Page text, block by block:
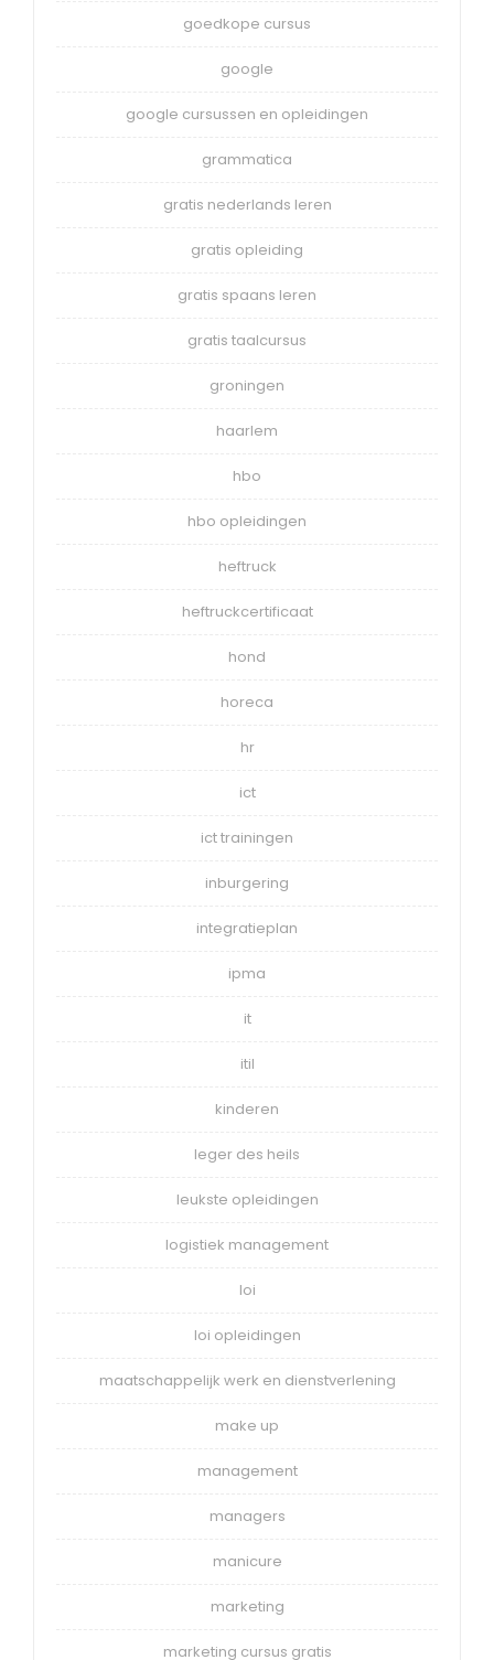
goedkope cursus
google
google cursussen en opleidingen
grammatica
gratis nederlands leren
gratis opleiding
gratis spaans leren
gratis taalcursus
groningen
haarlem
hbo
hbo opleidingen
heftruck
heftruckcertificaat
hond
horeca
hr
ict
ict trainingen
inburgering
integratieplan
ipma
it
itil
kinderen
leger des heils
leukste opleidingen
logistiek management
loi
loi opleidingen
maatschappelijk werk en dienstverlening
make up
management
managers
manicure
marketing
marketing cursus gratis